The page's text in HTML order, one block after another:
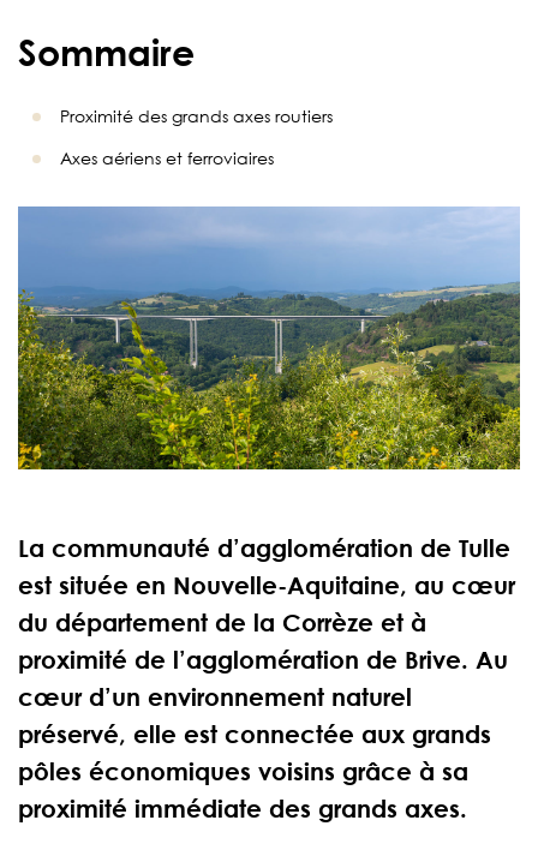
Sommaire
Proximité des grands axes routiers
Axes aériens et ferroviaires
La communauté d’agglomération de Tulle
est située en Nouvelle-Aquitaine, au cœur
du département de la Corrèze et à
proximité de l’agglomération de Brive. Au
cœur d’un environnement naturel
préservé, elle est connectée aux grands
pôles économiques voisins grâce à sa
proximité immédiate des grands axes.